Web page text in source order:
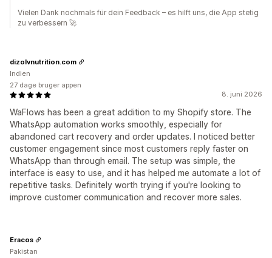
Vielen Dank nochmals für dein Feedback – es hilft uns, die App stetig
zu verbessern 🚀
8. juni 2026
WaFlows has been a great addition to my Shopify store. The
WhatsApp automation works smoothly, especially for
abandoned cart recovery and order updates. I noticed better
customer engagement since most customers reply faster on
WhatsApp than through email. The setup was simple, the
interface is easy to use, and it has helped me automate a lot of
repetitive tasks. Definitely worth trying if you're looking to
improve customer communication and recover more sales.
dizolvnutrition.com
Indien
27 dage bruger appen
Eracos
Pakistan